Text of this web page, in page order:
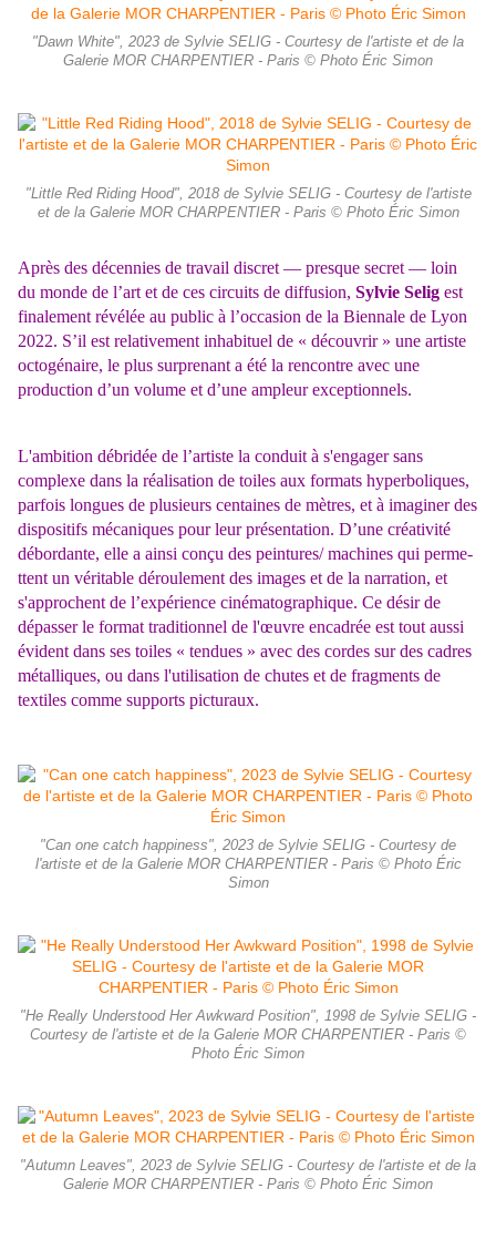
"Dawn White", 2023 de Sylvie SELIG - Courtesy de l'artiste et de la
Galerie MOR CHARPENTIER - Paris © Photo Éric Simon
"Little Red Riding Hood", 2018 de Sylvie SELIG - Courtesy de l'artiste
et de la Galerie MOR CHARPENTIER - Paris © Photo Éric Simon
Après des décennies de travail discret — presque secret — loin
du monde de l’art et de ces circuits de diffusion, Sylvie Selig est
finalement révélée au public à l’occasion de la Biennale de Lyon
2022. S’il est relativement inhabituel de « découvrir » une artiste
octogénaire, le plus surprenant a été la rencontre avec une
production d’un volume et d’une ampleur exceptionnels.
L'ambition débridée de l’artiste la conduit à s'engager sans
complexe dans la réalisation de toiles aux formats hyperboliques,
parfois longues de plusieurs centaines de mètres, et à imaginer des
dispositifs mécaniques pour leur présentation. D’une créativité
débordante, elle a ainsi conçu des peintures/ machines qui perme­
ttent un véritable déroulement des images et de la narration, et
s'approchent de l’expérience cinématographique. Ce désir de
dépasser le format traditionnel de l'œuvre encadrée est tout aussi
évident dans ses toiles « tendues » avec des cordes sur des cadres
métalliques, ou dans l'utilisation de chutes et de fragments de
textiles comme supports picturaux.
"Can one catch happiness", 2023 de Sylvie SELIG - Courtesy de
l'artiste et de la Galerie MOR CHARPENTIER - Paris © Photo Éric
Simon
"He Really Understood Her Awkward Position", 1998 de Sylvie SELIG -
Courtesy de l'artiste et de la Galerie MOR CHARPENTIER - Paris ©
Photo Éric Simon
"Autumn Leaves", 2023 de Sylvie SELIG - Courtesy de l'artiste et de la
Galerie MOR CHARPENTIER - Paris © Photo Éric Simon